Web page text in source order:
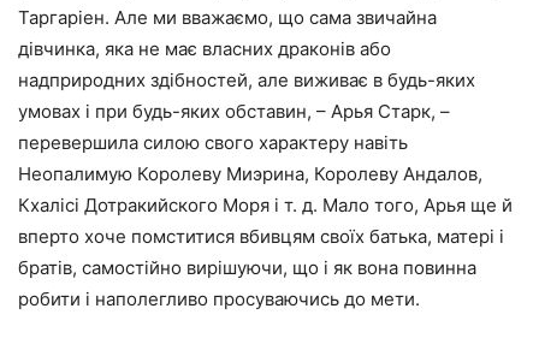
Таргаріен. Але ми вважаємо, що сама звичайна
дівчинка, яка не має власних драконів або
надприродних здібностей, але виживає в будь-яких
умовах і при будь-яких обставин, – Арья Старк, –
перевершила силою свого характеру навіть
Неопалимую Королеву Миэрина, Королеву Андалов,
Кхалісі Дотракийского Моря і т. д. Мало того, Арья ще й
вперто хоче помститися вбивцям своїх батька, матері і
братів, самостійно вирішуючи, що і як вона повинна
робити і наполегливо просуваючись до мети.